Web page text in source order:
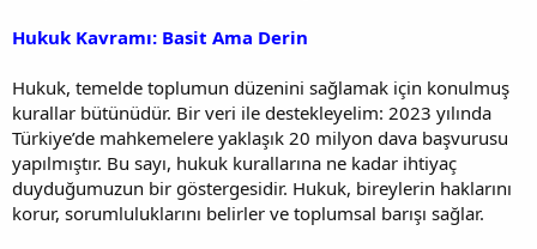
Hukuk Kavramı: Basit Ama Derin
Hukuk, temelde toplumun düzenini sağlamak için konulmuş
kurallar bütünüdür. Bir veri ile destekleyelim: 2023 yılında
Türkiye’de mahkemelere yaklaşık 20 milyon dava başvurusu
yapılmıştır. Bu sayı, hukuk kurallarına ne kadar ihtiyaç
duyduğumuzun bir göstergesidir. Hukuk, bireylerin haklarını
korur, sorumluluklarını belirler ve toplumsal barışı sağlar.